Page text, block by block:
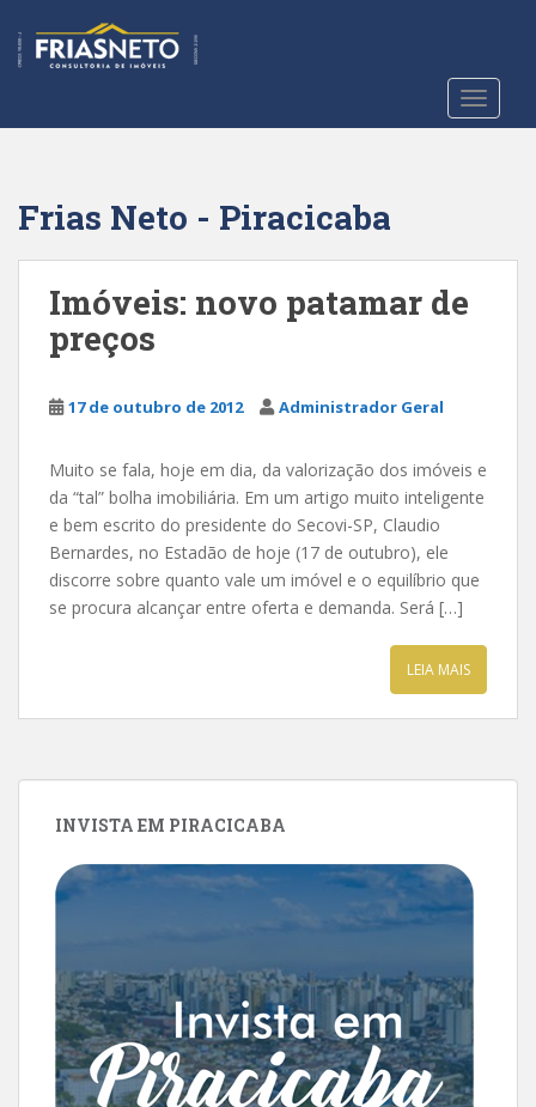
t
Frias Neto - Piracicaba
Imóveis: novo patamar de
preços
17 de outubro de 2012 Administrador Geral
Muito se fala, hoje em dia, da valorização dos imóveis e
da “tal” bolha imobiliária. Em um artigo muito inteligente
e bem escrito do presidente do Secovi-SP, Claudio
Bernardes, no Estadão de hoje (17 de outubro), ele
discorre sobre quanto vale um imóvel e o equilíbrio que
se procura alcançar entre oferta e demanda. Será […]
LEIA MAIS
INVISTA EM PIRACICABA